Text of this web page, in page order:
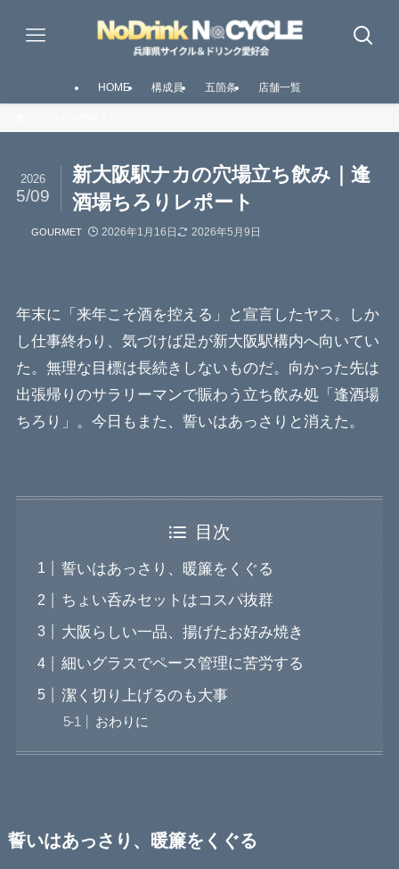
HOME 構成員 五箇条 店舗一覧
新大阪駅ナカの穴場立ち飲み｜逢
酒場ちろりレポート
2026
5/09
GOURMET 2026年1月16日 2026年5月9日
年末に「来年こそ酒を控える」と宣言したヤス。しか
し仕事終わり、気づけば足が新大阪駅構内へ向いてい
た。無理な目標は長続きしないものだ。向かった先は
出張帰りのサラリーマンで賑わう立ち飲み処「逢酒場
ちろり」。今日もまた、誓いはあっさりと消えた。
目次
誓いはあっさり、暖簾をくぐる
ちょい呑みセットはコスパ抜群
大阪らしい一品、揚げたお好み焼き
細いグラスでペース管理に苦労する
潔く切り上げるのも大事
おわりに
誓いはあっさり、暖簾をくぐる